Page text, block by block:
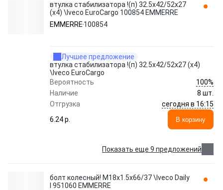
втулка стабилизатора !(п) 32.5x42/52x27
(x4) \Iveco EuroCargo 100854 EMMERRE
EMMERRE 100854
Лучшее предложение
втулка стабилизатора !(п) 32.5x42/52x27 (x4)
\Iveco EuroCargo
Вероятность
100%
Наличие
8 шт.
Отгрузка
сегодня в 16:15
6.24 p.
В корзину
Показать еще 9 предложений
болт колесный! M18x1.5x66/37 \Iveco Daily
I 951060 EMMERRE